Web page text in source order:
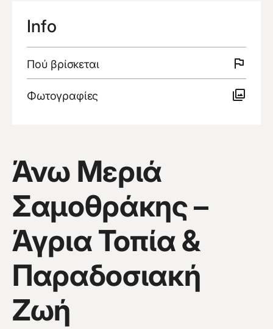
Περισσότερα
Άνω Μεριά
Σαμοθράκης –
Άγρια Τοπία &
Παραδοσιακή
Ζωή
Info
Πού βρίσκεται
Φωτογραφίες